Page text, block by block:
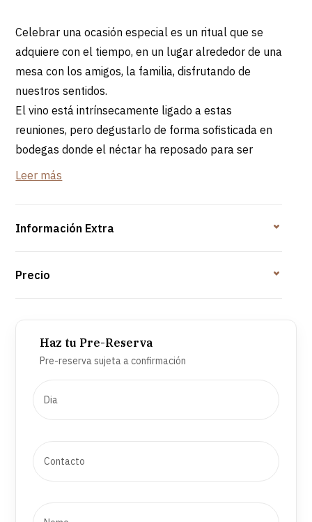
Celebrar una ocasión especial es un ritual que se
adquiere con el tiempo, en un lugar alrededor de una
mesa con los amigos, la familia, disfrutando de
nuestros sentidos.
El vino está intrínsecamente ligado a estas
reuniones, pero degustarlo de forma sofisticada en
bodegas donde el néctar ha reposado para ser
servido y disfrutado será sin duda memorable.
espacios únicos y acogedores, dignos de los mejores
Duración del programa: 5h
vigente)
personas
Leer más
Información Extra
Precio
Haz tu Pre-Reserva
Pre-reserva sujeta a confirmación